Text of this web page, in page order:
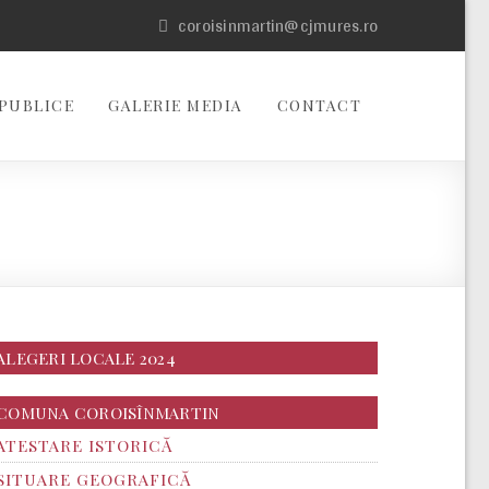
coroisinmartin@cjmures.ro
GALERIE MEDIA CONTACT
LOCALE 2024
COROISÎNMARTIN
ISTORICĂ
GEOGRAFICĂ